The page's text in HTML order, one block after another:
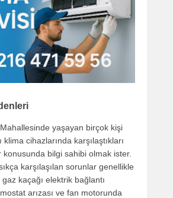
yaşayan birçok kişi
cihazlarında karşılaştıkları
konusunda bilgi sahibi olmak ister.
karşılaşılan sorunlar genellikle
gaz kaçağı elektrik bağlantı
arızası ve fan motorunda